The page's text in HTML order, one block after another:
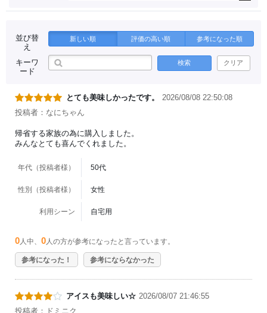
並び替
え
新しい順 評価の高い順 参考になった順
キーワ
ード
検索 クリア
とても美味しかったです。
2026/08/08 22:50:08
投稿者：なにちゃん
帰省する家族の為に購入しました。
みんなとても喜んでくれました。
年代（投稿者様） 50代
性別（投稿者様） 女性
利用シーン 自宅用
0 人中、 0 人の方が参考になったと言っています。
参考になった！ 参考にならなかった
アイスも美味しい☆ 2026/08/07 21:46:55
投稿者：ドミニク